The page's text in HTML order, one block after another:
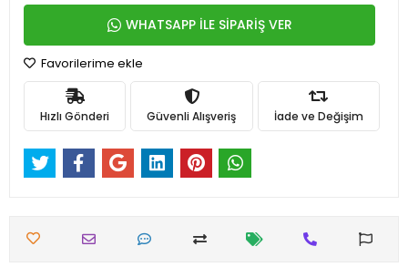
WHATSAPP İLE SİPARİŞ VER
Favorilerime ekle
Hızlı Gönderi Güvenli Alışveriş İade ve Değişim